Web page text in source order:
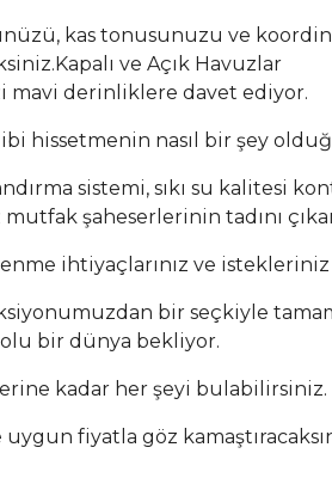
kas tonusunuzu ve
ve Açık Havuzlar
mavi derinliklere davet ediyor.
hissetmenin nasıl bir şey
sistemi, sıkı su kalitesi
şaheserlerinin tadını
ihtiyaçlarınız ve istekleriniz
bir seçkiyle
bir dünya bekliyor.
kadar her şeyi bulabilirsiniz.
fiyatla göz